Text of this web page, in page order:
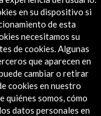
en su dispositivo si
de esta
necesitamos su
de cookies. Algunas
que aparecen en
cambiar o retirar
cookies en nuestro
quiénes somos, cómo
datos personales en